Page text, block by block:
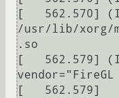
[   562.570]
/usr/lib/xorg/
.so
[   562.579]
[   562.579]